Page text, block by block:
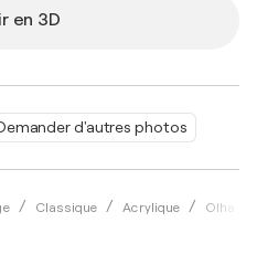
d'autres photos
Classique Acrylique Olha
en 3D